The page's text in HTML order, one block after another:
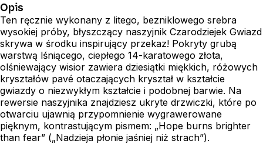
Opis
Ten ręcznie wykonany z litego, bezniklowego srebra
wysokiej próby, błyszczący naszyjnik Czarodziejek Gwiazd
skrywa w środku inspirujący przekaz! Pokryty grubą
warstwą lśniącego, ciepłego 14-karatowego złota,
olśniewający wisior zawiera dziesiątki miękkich, różowych
kryształów pavé otaczających kryształ w kształcie
gwiazdy o niezwykłym kształcie i podobnej barwie. Na
rewersie naszyjnika znajdziesz ukryte drzwiczki, które po
otwarciu ujawnią przypomnienie wygrawerowane
pięknym, kontrastującym pismem: „Hope burns brighter
than fear” („Nadzieja płonie jaśniej niż strach”).